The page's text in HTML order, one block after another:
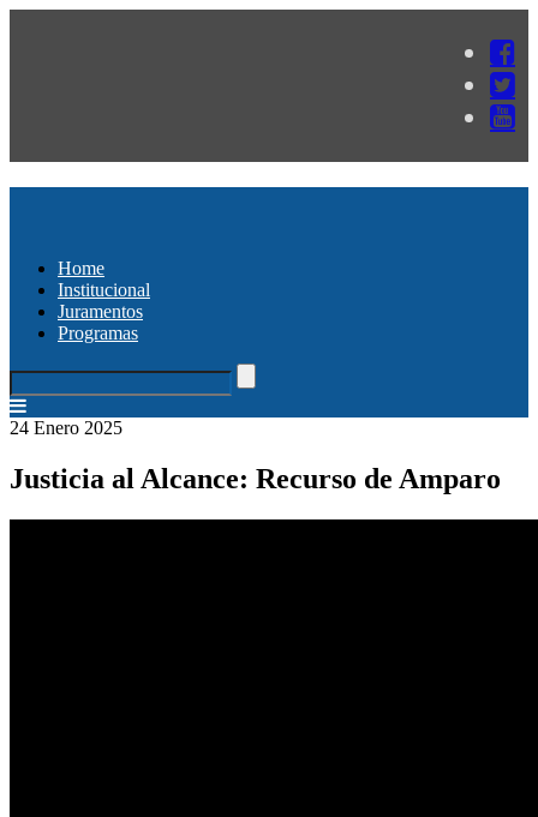
Home
Institucional
Juramentos
Programas
24 Enero 2025
Justicia al Alcance: Recurso de Amparo